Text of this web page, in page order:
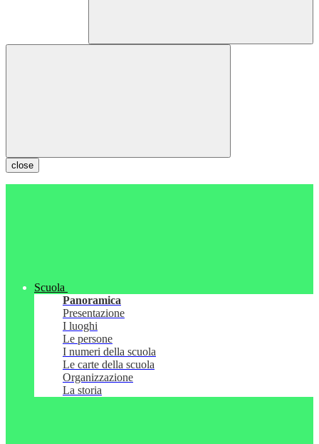
close
Scuola
Panoramica
Presentazione
I luoghi
Le persone
I numeri della scuola
Le carte della scuola
Organizzazione
La storia